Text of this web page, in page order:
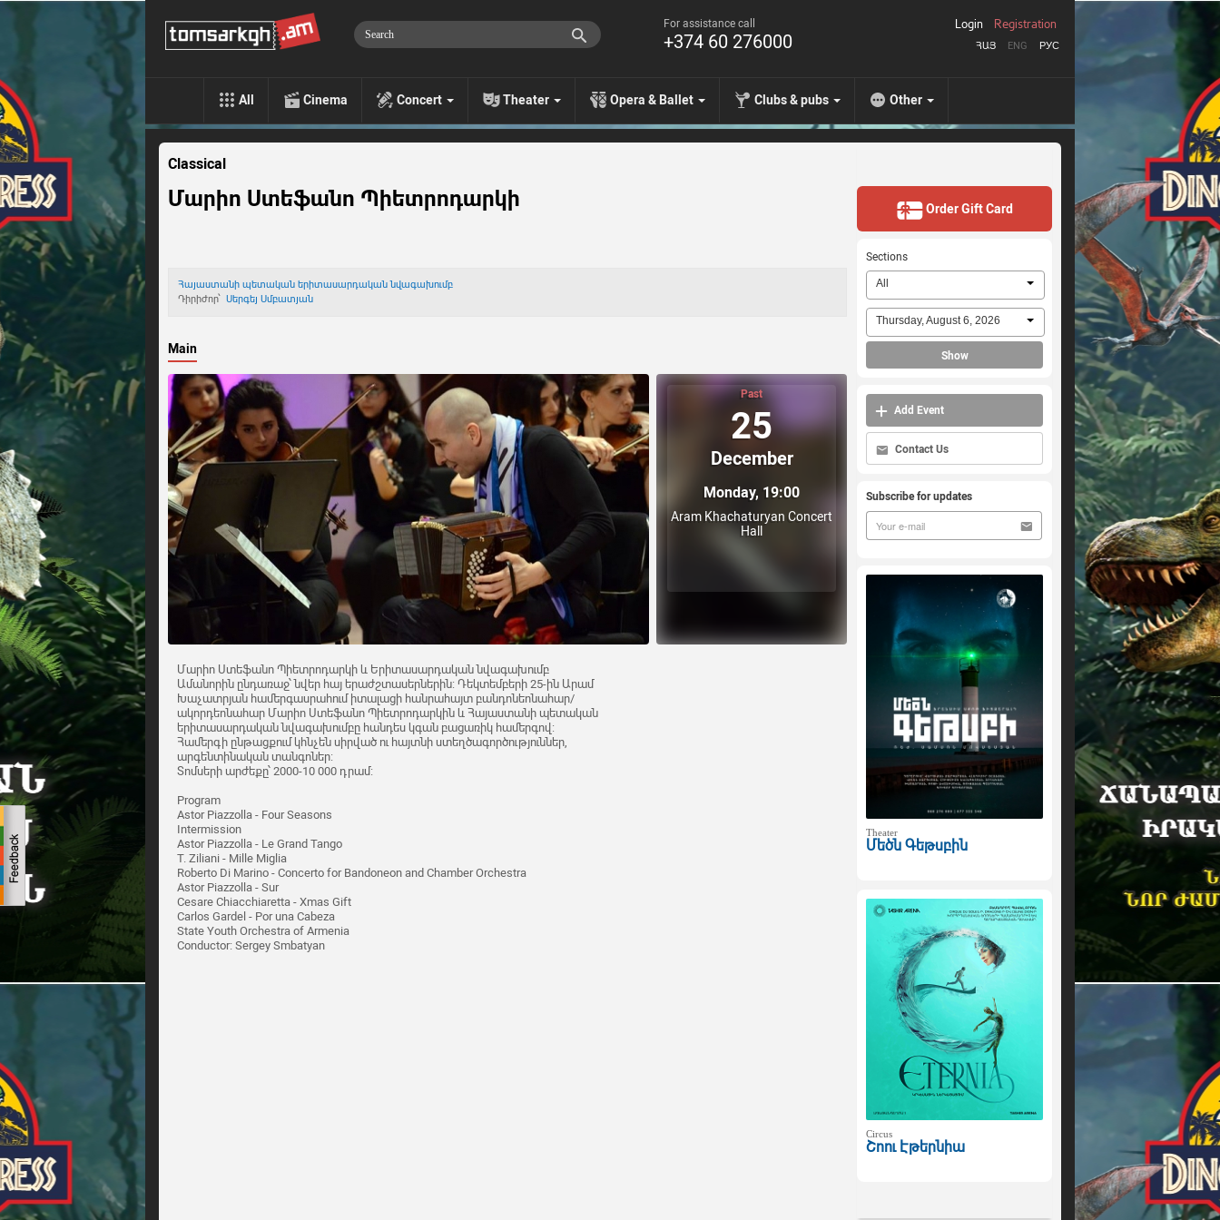
For assistance call
+374 60 276000 ՀԱՅ ENG РУС
Login Registration
All Cinema Concert Theater Opera & Ballet Clubs & pubs Other
Classical
Մարիո Ստեֆանո Պիետրոդարկի
Հայաստանի պետական երիտասարդական նվագախումբ
Դիրիժոր՝ Սերգեյ Սմբատյան
Main
Past
25
December
Monday, 19:00
Aram Khachaturyan Concert
Hall
Մարիո Ստեֆանո Պիետրոդարկի և Երիտասարդական նվագախումբ
Ամանորին ընդառաջ՝ նվեր հայ երաժշտասերներին: Դեկտեմբերի 25-ին Արամ
Խաչատրյան համերգասրահում իտալացի հանրահայտ բանդոնեոնահար/
ակորդեոնահար Մարիո Ստեֆանո Պիետրոդարկին և Հայաստանի պետական
երիտասարդական նվագախումբը հանդես կգան բացառիկ համերգով:
Համերգի ընթացքում կհնչեն սիրված ու հայտնի ստեղծագործություններ,
արգենտինական տանգոներ:
Տոմսերի արժեքը՝ 2000-10 000 դրամ:
Program
Astor Piazzolla - Four Seasons
Intermission
Astor Piazzolla - Le Grand Tango
T. Ziliani - Mille Miglia
Roberto Di Marino - Concerto for Bandoneon and Chamber Orchestra
Astor Piazzolla - Sur
Cesare Chiacchiaretta - Xmas Gift
Carlos Gardel - Por una Cabeza
State Youth Orchestra of Armenia
Conductor: Sergey Smbatyan
Order Gift Card
Sections
All
Thursday, August 6, 2026
Show
Add Event
Contact Us
Subscribe for updates
Theater
Մեծն Գեթսբին
Circus
Շոու Էթերնիա